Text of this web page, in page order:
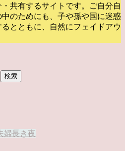
共有するサイトです。
ご自分自
のためにも、子や孫や国に迷惑
とともに、自然にフェイドアウ
婦長き夜